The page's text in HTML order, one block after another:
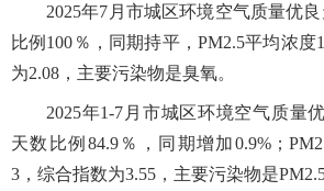
2025年7月市城区环境空气质量优
比例100％，同期持平，PM2.5平均浓度
为2.08，主要污染物是臭氧。
2025年1-7月市城区环境空气质量
天数比例84.9％，同期增加0.9%；
3，综合指数为3.55，主要污染物是PM2.5